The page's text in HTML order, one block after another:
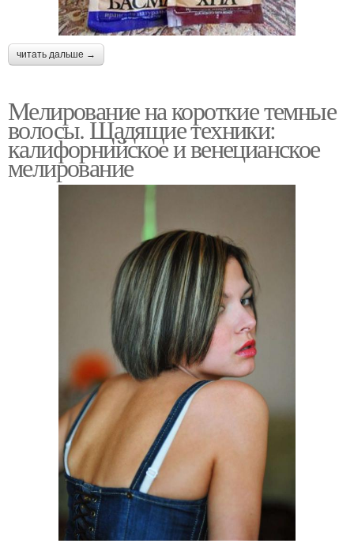
читать дальше →
Мелирование на короткие темные
волосы. Щадящие техники:
калифорнийское и венецианское
мелирование